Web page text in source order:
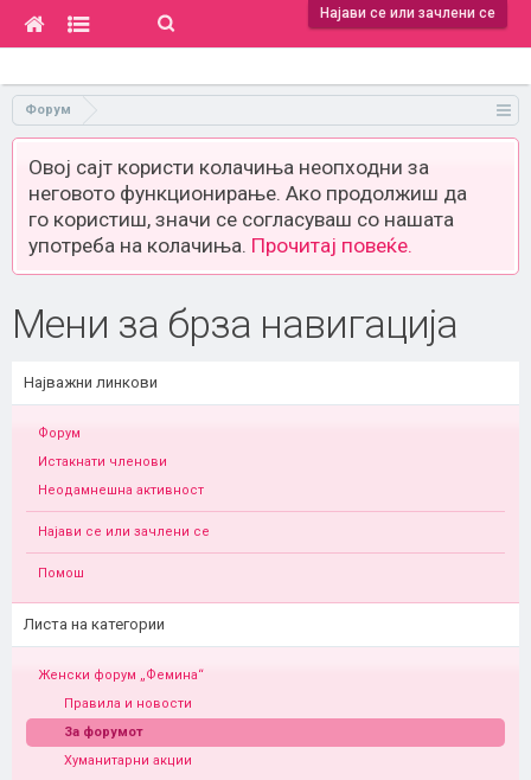
Најави се или зачлени се
Форум
Овој сајт користи колачиња неопходни за
неговото функционирање. Ако продолжиш да
го користиш, значи се согласуваш со нашата
употреба на колачиња. Прочитај повеќе.
Мени за брза навигација
Најважни линкови
Форум
Истакнати членови
Неодамнешна активност
Најави се или зачлени се
Помош
Листа на категории
Женски форум „Фемина“
Правила и новости
За форумот
Хуманитарни акции